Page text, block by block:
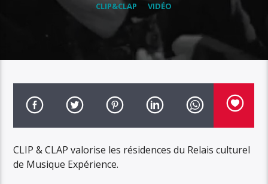
CLIP&CLAP VIDÉO
CLIP & CLAP valorise les résidences du Relais culturel
de Musique Expérience.